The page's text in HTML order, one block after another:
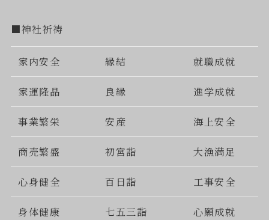
■神社祈祷
家内安全 縁結 就職成就
家運隆晶 良縁 進学成就
事業繁栄 安産 海上安全
商売繁盛 初宮詣 大漁満足
心身健全 百日詣 工事安全
身体健康 七五三詣 心願成就